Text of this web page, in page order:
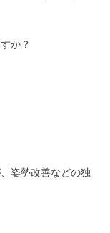
か？
姿勢改善などの独